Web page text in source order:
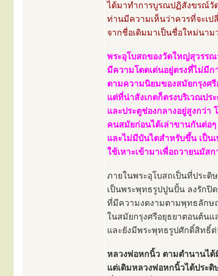
ได้มาทำการบูรณปฏิสังขรณ์วั
ท่านมีความเห็นว่าควรที่จะเป
จากชื่อเดิมมาเป็นชื่อใหม่นา
พระอุโบสถของวัดใหญ่สุวรรณ
มีความโดดเด่นอยู่ตรงที่ไม่มีก
ตามความนิยมของสมัยกรุงศ
แต่ที่น่าสังเกตก็ตรงบริเวณปร
และประตูช่องกลางอยู่สูงกว่
คนสมัยก่อนได้เล่าขานกันต่อ
และไม่มีบันไดสำหรับขึ้น เป็น
ใช้เหาะเข้ามาเพื่อถวายนมัส
ภายในพระอุโบสถเป็นที่ประดิ
เป็นพระพุทธรูปปูนปั้น ลงรักปิ
ที่มีความงดงามตามพุทธลักษ
ในสมัยกรุงศรีอยุธยาตอนต้นแ
และยังมีพระพุทธรูปศักดิ์สิทธิ์
หลวงพ่อหกนิ้ว ตามตำนานได้
แต่เดิมหลวงพ่อหกนิ้วได้ประ